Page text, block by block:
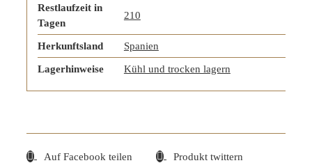
Restlaufzeit in
Tagen
210
Herkunftsland Spanien
Lagerhinweise Kühl und trocken lagern
Auf Facebook teilen Produkt twittern